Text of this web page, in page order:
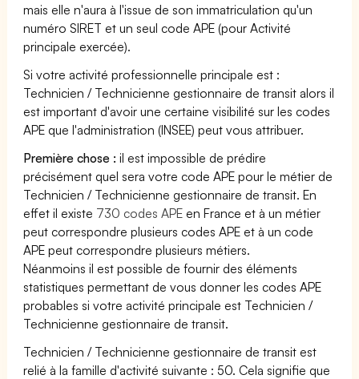
mais elle n'aura à l'issue de son immatriculation qu'un
numéro SIRET et un seul code APE (pour Activité
principale exercée).
Si votre activité professionnelle principale est :
Technicien / Technicienne gestionnaire de transit alors il
est important d'avoir une certaine visibilité sur les codes
APE que l'administration (INSEE) peut vous attribuer.
Première chose : il est impossible de prédire
précisément quel sera votre code APE pour le métier de
Technicien / Technicienne gestionnaire de transit. En
effet il existe 730 codes APE en France et à un métier
peut correspondre plusieurs codes APE et à un code
APE peut correspondre plusieurs métiers.
Néanmoins il est possible de fournir des éléments
statistiques permettant de vous donner les codes APE
probables si votre activité principale est Technicien /
Technicienne gestionnaire de transit.
Technicien / Technicienne gestionnaire de transit est
relié à la famille d'activité suivante : 50. Cela signifie que